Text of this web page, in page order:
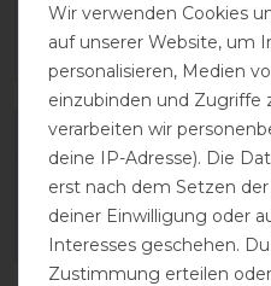
Varianten-ID:191337
SKU:ACA-AC187-LG-0-42
EAN:8059973131503
Wir verwenden Cookies
auf unserer Website, um
personalisieren, Medien
einzubinden und Zugriffe
verarbeiten wir
deine IP-Adresse). Die
erst nach dem Setzen
deiner Einwilligung oder
Interesses geschehen.
Zustimmung erteilen